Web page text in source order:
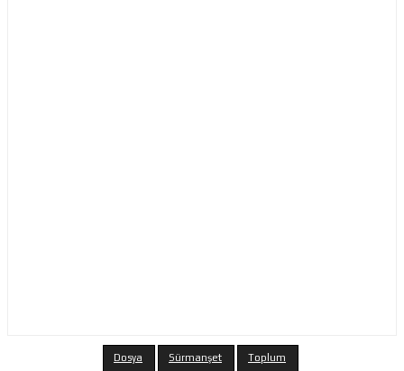
Dosya Sürmanşet Toplum